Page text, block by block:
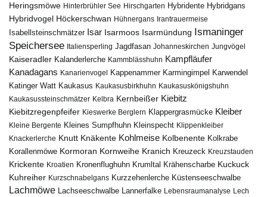
Heringsmöwe Hinterbrühler See Hirschgarten Hybridente Hybridgans
Hybridvogel Höckerschwan Hühnergans Irantrauermeise
Isabellsteinschmätzer Isar Isarmoos Isarmündung Ismaninger
Speichersee Italiensperling Jagdfasan Johanneskirchen Jungvögel
Kaiseradler Kalanderlerche Kammblässhuhn Kampfläufer
Kanadagans Kanarienvogel Kappenammer Karmingimpel Karwendel
Katinger Watt Kaukasus Kaukasusbirkhuhn Kaukasuskönigshuhn
Kaukasussteinschmätzer Kelbra Kernbeißer Kiebitz
Kiebitzregenpfeifer Kieswerke Berglern Klappergrasmücke Kleiber
Kleine Bergente Kleines Sumpfhuhn Kleinspecht Klippenkleiber
Knackerlerche Knutt Knäkente Kohlmeise Kolbenente Kolkrabe
Korallenmöwe Kormoran Kornweihe Kranich Kreuzeck Kreuzstauden
Krickente Kroatien Kronenflughuhn Krumltal Krähenscharbe Kuckuck
Kuhreiher Kurzschnabelgans Kurzzehenlerche Küstenseeschwalbe
Lachmöwe Lachseeschwalbe Lannerfalke Lebensraumanalyse Lech